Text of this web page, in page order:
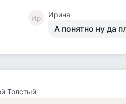
Ир Ирина
А понятно ну да
Толстый